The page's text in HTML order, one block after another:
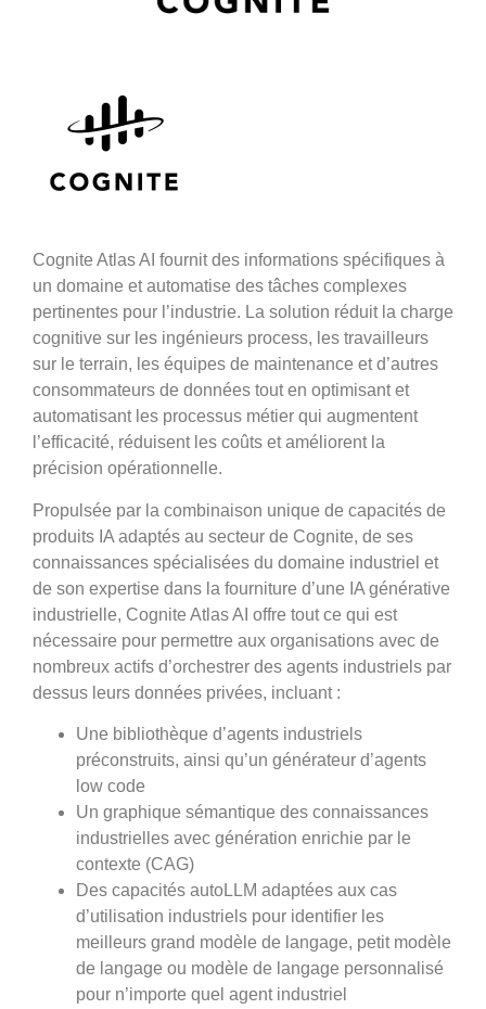
Cognite Atlas AI fournit des informations spécifiques à
un domaine et automatise des tâches complexes
pertinentes pour l’industrie. La solution réduit la charge
cognitive sur les ingénieurs process, les travailleurs
sur le terrain, les équipes de maintenance et d’autres
consommateurs de données tout en optimisant et
automatisant les processus métier qui augmentent
l’efficacité, réduisent les coûts et améliorent la
précision opérationnelle.
Propulsée par la combinaison unique de capacités de
produits IA adaptés au secteur de Cognite, de ses
connaissances spécialisées du domaine industriel et
de son expertise dans la fourniture d’une IA générative
industrielle, Cognite Atlas AI offre tout ce qui est
nécessaire pour permettre aux organisations avec de
nombreux actifs d’orchestrer des agents industriels par
dessus leurs données privées, incluant :
Une bibliothèque d’agents industriels
préconstruits, ainsi qu’un générateur d’agents
low code
Un graphique sémantique des connaissances
industrielles avec génération enrichie par le
contexte (CAG)
Des capacités autoLLM adaptées aux cas
d’utilisation industriels pour identifier les
meilleurs grand modèle de langage, petit modèle
de langage ou modèle de langage personnalisé
pour n’importe quel agent industriel